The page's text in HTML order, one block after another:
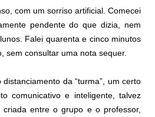
com um sorriso artificial. Comecei
pendente do que dizia, nem
Falei quarenta e cinco minutos
sem consultar uma nota sequer.
da “turma”, um certo
comunicativo e inteligente, talvez
entre o grupo e o professor,